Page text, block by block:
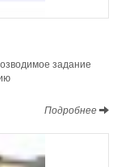
задание
Подробнее